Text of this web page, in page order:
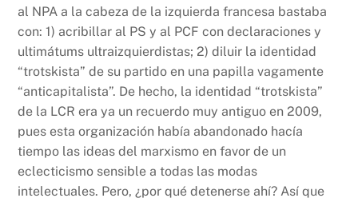
al NPA a la cabeza de la izquierda francesa bastaba
con: 1) acribillar al PS y al PCF con declaraciones y
ultimátums ultraizquierdistas; 2) diluir la identidad
“trotskista” de su partido en una papilla vagamente
“anticapitalista”. De hecho, la identidad “trotskista”
de la LCR era ya un recuerdo muy antiguo en 2009,
pues esta organización había abandonado hacía
tiempo las ideas del marxismo en favor de un
eclecticismo sensible a todas las modas
intelectuales. Pero, ¿por qué detenerse ahí? Así que